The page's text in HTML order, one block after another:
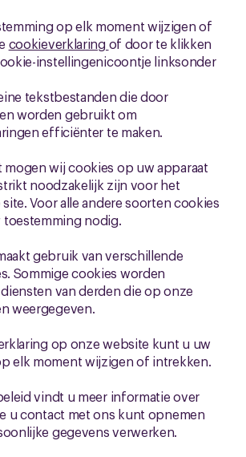
op elk moment wijzigen of
cookieverklaring of door te klikken
instellingenicoontje linksonder
tekstbestanden die door
worden gebruikt om
efficiënter te maken.
mogen wij cookies op uw apparaat
noodzakelijk zijn voor het
Voor alle andere soorten cookies
nodig.
gebruik van verschillende
Sommige cookies worden
van derden die op onze
weergegeven.
op onze website kunt u uw
elk moment wijzigen of intrekken.
vindt u meer informatie over
u contact met ons kunt opnemen
gegevens verwerken.